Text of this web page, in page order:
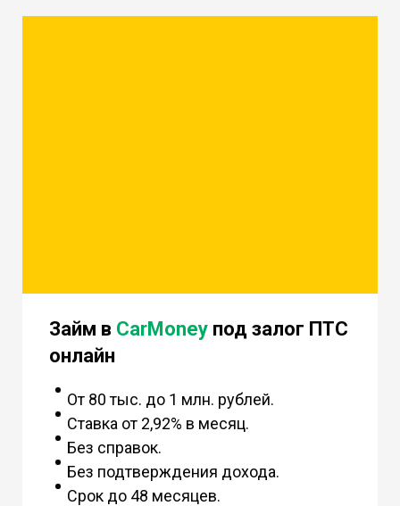
Займ в CarMoney под залог ПТС
онлайн
От 80 тыс. до 1 млн. рублей.
Ставка от 2,92% в месяц.
Без справок.
Без подтверждения дохода.
Срок до 48 месяцев.